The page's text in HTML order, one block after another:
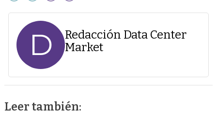
D
Redacción Data Center
Market
Leer también: